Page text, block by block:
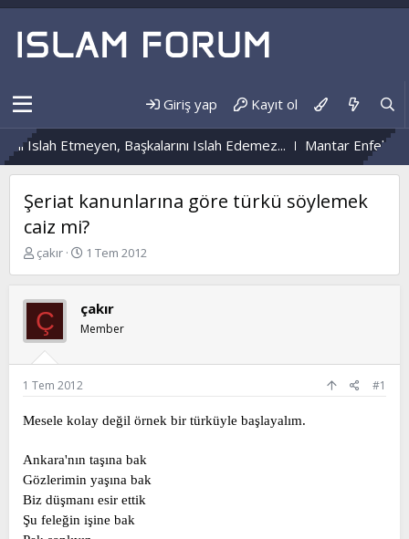
Giriş yap Kayıt ol
Islah Etmeyen, Başkalarını Islah Edemez... Mantar
Şeriat kanunlarına göre türkü söylemek
caiz mi?
K
b
u
y
u
b
a
l
a
n
çakır
B
a
n
ı
a
h
i
1 Tem 2012
Ç çakır
Member
1 Tem 2012 #1
Mesele kolay değil örnek bir türküyle başlayalım.
Ankara'nın taşına bak
Gözlerimin yaşına bak
Biz düşmanı esir ettik
Şu feleğin işine bak